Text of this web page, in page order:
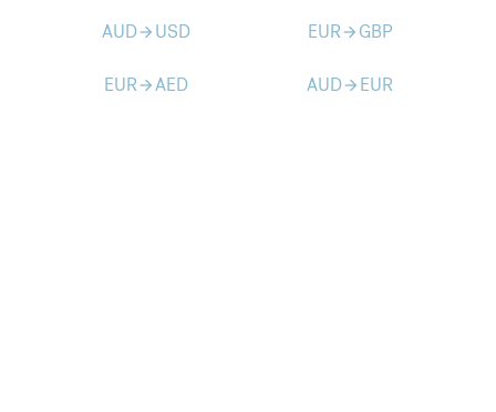
AUDarrow_forward USD EURarrow_forward GBP
EURarrow_forwardAED AUDarrow_forward EUR